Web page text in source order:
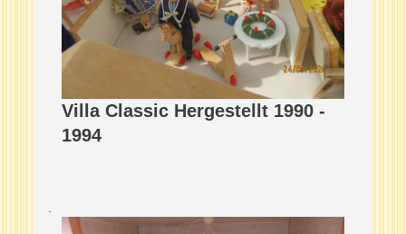
Villa Classic Hergestellt 1990 -
1994